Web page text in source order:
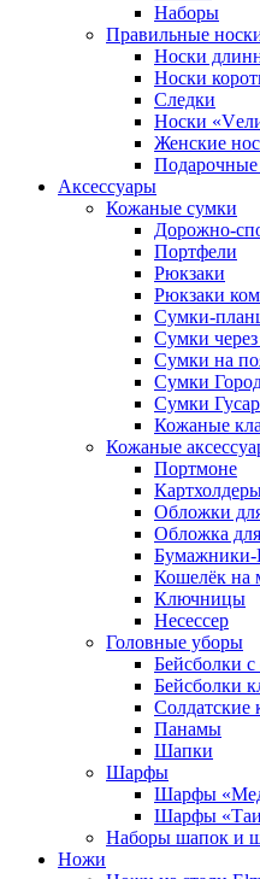
Наборы
Правильные
Носки
Носки
Следки
Носки
Женские
Аксессуары
Кожаные сумки
Дорожно-
Портфели
Рюкзаки
Рюкзаки
Сумки-
Сумки
Сумки на
Сумки
Сумки
Кожаные
Кожаные
Портмоне
Обложки
Обложка
Кошелёк на
Ключницы
Несессер
Головные уборы
Бейсболки с
Бейсболки
Солдатские
Панамы
Шапки
Шарфы
Шарфы
Шарфы
Наборы шапок и
Ножи